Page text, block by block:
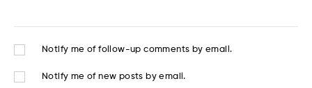
Notify me of follow-up comments by email.
Notify me of new posts by email.